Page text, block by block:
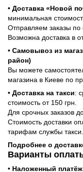
• Доставка «Новой
минимальная
Отправляем заказы по
Возможна доставка в
• Самовывоз из
район)
Вы можете
магазина в Киеве по
• Доставка на такси:
стоимость от 150 грн.
Для срочных заказов
Стоимость доставки
тарифам службы такси.
Подробнее о
Варианты
• Наложенный